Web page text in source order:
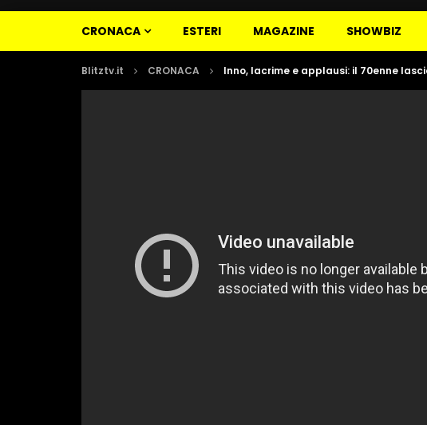
CRONACA ESTERI MAGAZINE SHOWBIZ
Blitztv.it CRONACA Inno, lacrime e applausi: il 70enne